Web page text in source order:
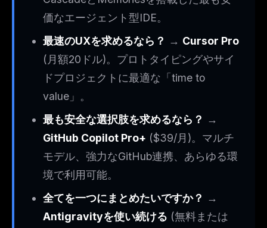
価なエージェント型IDE。
最速のUXを求めるなら？ → Cursor Pro
(月額20ドル)。プロトタイピングやサイ
ドプロジェクトに最適な「time to
value」。
最も安全な選択肢を求めるなら？ →
GitHub Copilot Pro+ ($39/月)。マルチ
モデル、強力なGitHub連携、あらゆる環
境で利用可能。
全てを一つにまとめたいですか？ →
Antigravityを使い続ける (無料または